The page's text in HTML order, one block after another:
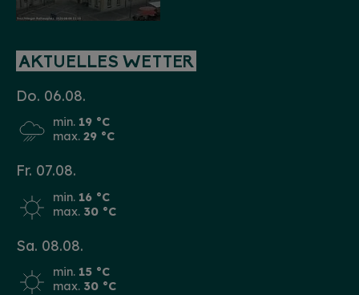
AKTUELLES WETTER
Do. 06.08.
min. 19 °C
max. 29 °C
Fr. 07.08.
min. 16 °C
max. 30 °C
Sa. 08.08.
min. 15 °C
max. 30 °C